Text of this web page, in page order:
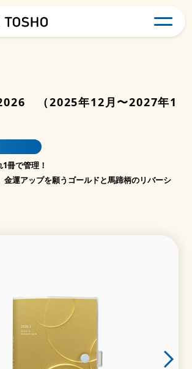
（2025年12月〜2027年1
冊で管理！
金運アップを願うゴールドと馬蹄柄のリバーシ